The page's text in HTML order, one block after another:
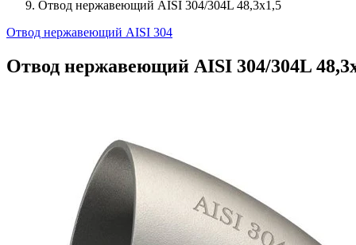
Отвод нержавеющий AISI 304/304L 48,3х1,5
Отвод нержавеющий AISI 304
Отвод нержавеющий AISI 304/304L